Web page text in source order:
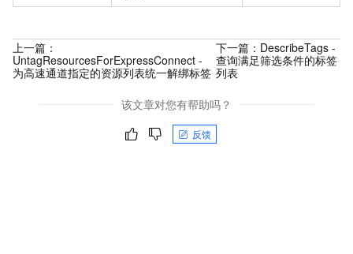
上一篇：
UntagResourcesForExpressConnect -
为高速通道指定的资源列表统一解绑标签
下一篇： DescribeTags -
查询满足筛选条件的标签
列表
该文章对您有帮助吗？
反馈